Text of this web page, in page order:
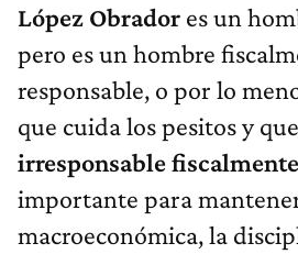
López Obrador es un
pero es un hombre
responsable, o por lo
que cuida los pesitos y que
irresponsable
importante para
macroeconómica, la